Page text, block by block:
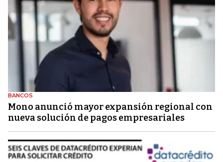
BANCOS
Mono anunció mayor expansión regional con
nueva solución de pagos empresariales